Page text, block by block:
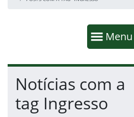
Mostrar
Menu
Fim da navegação
Início do conteúdo
Notícias com a
tag Ingresso